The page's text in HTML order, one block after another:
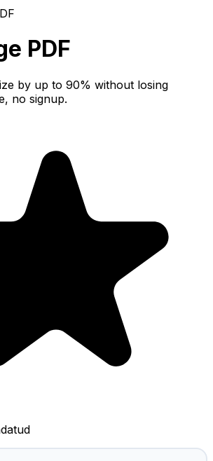
PDF
by up to 90% without losing
no signup.